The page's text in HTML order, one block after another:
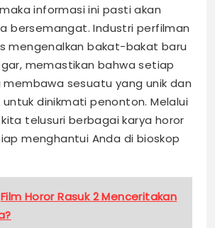
informasi ini pasti akan
bersemangat. Industri perfilman
mengenalkan bakat-bakat baru
memastikan bahwa setiap
membawa sesuatu yang unik dan
dinikmati penonton. Melalui
telusuri berbagai karya horor
menghantui Anda di bioskop
Film Horor Rasuk 2 Menceritakan